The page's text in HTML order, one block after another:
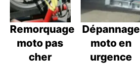
Remorquage
moto pas
cher
Dépannage
moto en
urgence